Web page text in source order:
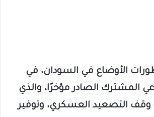
الأوضاع في السودان، في
المشترك الصادر مؤخرًا، والذي
التصعيد العسكري، وتوفير